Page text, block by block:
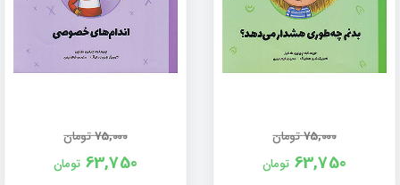
75,000تومان
63,750 تومان
75,000تومان
63,750 تومان